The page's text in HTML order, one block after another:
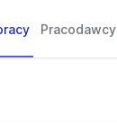
Pracodawcy